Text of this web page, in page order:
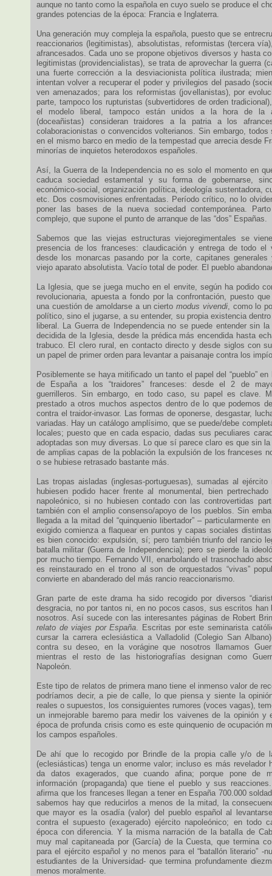
aunque no tanto como la española en cuyo suelo se produce el
grandes potencias de la época: Francia e Inglaterra.
Una generación muy compleja la española, puesto que se
reaccionarios (legitimistas), absolutistas, reformistas (tercera
afrancesados. Cada uno se propone objetivos diversos y hasta
legitimistas (providencialistas), se trata de aprovechar la guerra
una fuerte corrección a la desviacionista política ilustrada;
intentan volver a recuperar el poder y privilegios del pasado
ven amenazados; para los reformistas (jovellanistas), por
parte, tampoco los rupturistas (subvertidores de orden
el modelo liberal, tampoco están unidos a la hora de la
(doceañistas) consideran traidores a la patria a los
colaboracionistas o convencidos volterianos. Sin embargo, todos
en el mismo barco en medio de la tempestad que arrecia desde
minorías de inquietos heterodoxos españoles.
Así, la Guerra de la Independencia no es solo el momento en
caduca sociedad estamental y su forma de gobernarse,
económico-social, organización política, ideología sustentadora,
etc. Dos cosmovisiones enfrentadas. Período crítico, no lo
poner las bases de la nueva sociedad contemporánea.
complejo, que supone el punto de arranque de las “dos” Españas.
Sabemos que las viejas estructuras viejoregimentales se
presencia de los franceses: claudicación y entrega de todo el
desde los monarcas pasando por la corte, capitanes
viejo aparato absolutista. Vacío total de poder. El pueblo
La Iglesia, que se juega mucho en el envite, según ha podido
revolucionaria, apuesta a fondo por la confrontación, puesto
una cuestión de amoldarse a un ciertomodus vivendi, como lo
político, sino el jugarse, a su entender, su propia existencia dentro
liberal. La Guerra de Independencia no se puede entender sin
decidida de la Iglesia, desde la prédica más encendida hasta
trabuco. El clero rural, en contacto directo y desde siglos con
un papel de primer orden para levantar a paisanaje contra los
Posiblemente se haya mitificado un tanto el papel del “pueblo”
de España a los “traidores” franceses: desde el 2 de
guerrilleros. Sin embargo, en todo caso, su papel es clave.
prestado a otros muchos aspectos dentro de lo que podemos
contra el traidor-invasor. Las formas de oponerse, desgastar,
variadas. Hay un catálogo amplísimo, que se puede/debe
locales; puesto que en cada espacio, dadas sus peculiares
adoptadas son muy diversas. Lo que sí parece claro es que sin
de amplias capas de la población la expulsión de los franceses
o se hubiese retrasado bastante más.
Las tropas aisladas (inglesas-portuguesas), sumadas al ejército
hubiesen podido hacer frente al monumental, bien
napoleónico, si no hubiesen contado con las controvertidas
también con el amplio consenso/apoyo de los pueblos. Sin
llegada a la mitad del “quinquenio libertador” – particularmente
exigido comienza a flaquear en puntos y capas sociales
es bien conocido: expulsión, sí; pero también triunfo del rancio
batalla militar (Guerra de Independencia); pero se pierde la
por mucho tiempo. Fernando VII, enarbolando el trasnochado
es reinstaurado en el trono al son de orquestados “vivas”
convierte en abanderado del más rancio reaccionarismo.
Gran parte de este drama ha sido recogido por diversos
desgracia, no por tantos ni, en no pocos casos, sus escritos han
nosotros. Así sucede con las interesantes páginas de Robert
relato de viajes por España. Escritas por este seminarista
cursar la carrera eclesiástica a Valladolid (Colegio San
contra su deseo, en la vorágine que nosotros llamamos
mientras el resto de las historiografías designan como
Napoleón.
Este tipo de relatos de primera mano tiene el inmenso valor de
podríamos decir, a pie de calle, lo que piensa y siente la
reales o supuestos, los consiguientes rumores (voces vagas),
un inmejorable baremo para medir los vaivenes de la opinión y
época de profunda crisis como es este quinquenio de ocupación
los campos españoles.
De ahí que lo recogido por Brindle de la propia calle y/o de
(eclesiásticas) tenga un enorme valor; incluso es más revelador
da datos exagerados, que cuando afina; porque pone de
información (propaganda) que tiene el pueblo y sus
afirma que los franceses llegan a tener en España 700.000
sabemos hay que reducirlos a menos de la mitad, la
que mayor es la osadía (valor) del pueblo español al
contra el supuesto (exagerado) ejército napoleónico; en todo
época con diferencia. Y la misma narración de la batalla de
muy mal capitaneada por (García) de la Cuesta, que termina
para el ejército español y no menos para el “batallón literario” -
estudiantes de la Universidad- que termina profundamente
menos moralmente.